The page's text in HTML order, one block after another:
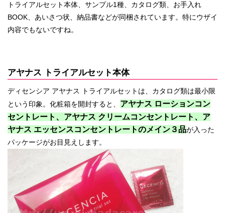
トライアルセット本体、サンプル1種、カタログ類、お手入れ
BOOK、あいさつ状、納品書などが同梱されています。特にウザイ
内容でもないですね。
アヤナス トライアルセット本体
ディセンシア アヤナス トライアルセットは、カタログ類は最小限
という印象。化粧箱を開封すると、 アヤナス ローションコン
セントレート、アヤナス クリームコンセントレート、ア
ヤナス エッセンスコンセントレートのメイン３品が入った
パッケージがお目見えします。